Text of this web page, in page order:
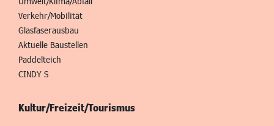
Verkehr/Mobilität
Glasfaserausbau
Aktuelle Baustellen
Paddelteich
CINDY S
Kultur/Freizeit/Tourismus